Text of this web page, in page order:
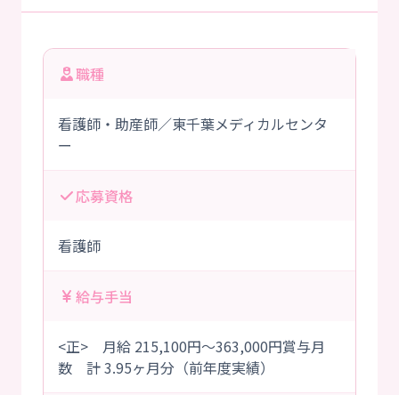
職種
看護師・助産師／東千葉メディカルセンタ
ー
応募資格
看護師
給与手当
<正> 月給 215,100円～363,000円賞与月
数 計 3.95ヶ月分（前年度実績）